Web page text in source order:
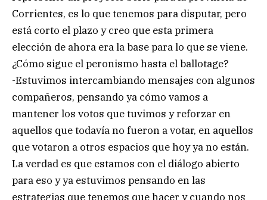
Corrientes, es lo que tenemos para disputar, pero
está corto el plazo y creo que esta primera
elección de ahora era la base para lo que se viene.
¿Cómo sigue el peronismo hasta el ballotage?
-Estuvimos intercambiando mensajes con algunos
compañeros, pensando ya cómo vamos a
mantener los votos que tuvimos y reforzar en
aquellos que todavía no fueron a votar, en aquellos
que votaron a otros espacios que hoy ya no están.
La verdad es que estamos con el diálogo abierto
para eso y ya estuvimos pensando en las
estrategias que tenemos que hacer y cuando nos